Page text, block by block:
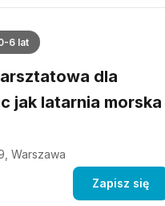
6 lat
dla
jak latarnia morska
Warszawa
Zapisz się